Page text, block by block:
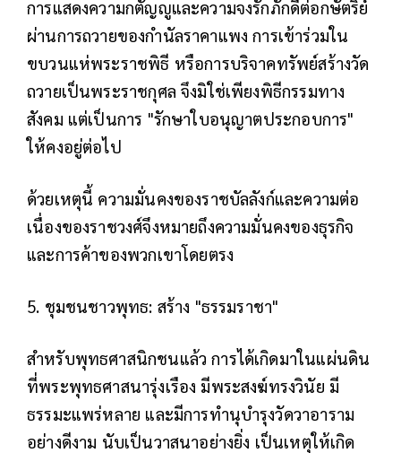
การแสดงความกตัญญูและความจงรักภักดีต่อกษัตริย์
ผ่านการถวายของกำนัลราคาแพง การเข้าร่วมใน
ขบวนแห่พระราชพิธี หรือการบริจาคทรัพย์สร้างวัด
ถวายเป็นพระราชกุศล จึงมิใช่เพียงพิธีกรรมทาง
สังคม แต่เป็นการ "รักษาใบอนุญาตประกอบการ"
ให้คงอยู่ต่อไป
ด้วยเหตุนี้ ความมั่นคงของราชบัลลังก์และความต่อ
เนื่องของราชวงศ์จึงหมายถึงความมั่นคงของธุรกิจ
และการค้าของพวกเขาโดยตรง
5. ชุมชนชาวพุทธ: สร้าง "ธรรมราชา"
สำหรับพุทธศาสนิกชนแล้ว การได้เกิดมาในแผ่นดิน
ที่พระพุทธศาสนารุ่งเรือง มีพระสงฆ์ทรงวินัย มี
ธรรมะแพร่หลาย และมีการทำนุบำรุงวัดวาอาราม
อย่างดีงาม นับเป็นวาสนาอย่างยิ่ง เป็นเหตุให้เกิด